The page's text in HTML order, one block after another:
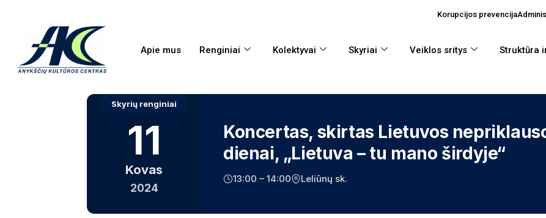
Korupcijos prevencija
Apie mus Renginiai Kolektyvai Skyriai Veiklos sritys Struktūra
Skyrių renginiai
11
Kovas
2024
Koncertas, skirtas Lietuvos
dienai, „Lietuva – tu mano širdyje“
13:00 – 14:00 Leliūnų sk.